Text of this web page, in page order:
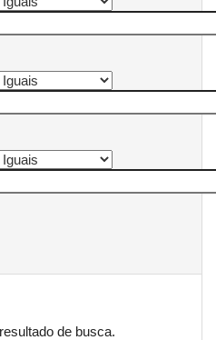
de busca.